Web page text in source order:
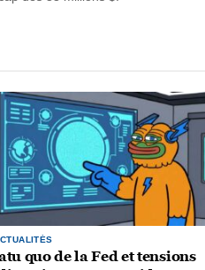
quo de la Fed et tensions